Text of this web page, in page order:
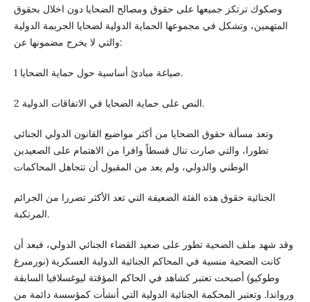
وصكوك ترتكز جميعها على حقوق ومصالح الضحايا دون اخلال بحقوق
المتهمين، وتشكل في مجموعها الحماية الدولية لضحايا الجريمة الدولية
والتي لا يخرج مضمونها عن:
1 صياغة مبادئ أساسية حول حماية الضحايا.
2 النص على حماية الضحايا في الاتفاقات الدولية.
وتعد مسألة حقوق الضحايا من أكثر مواضيع القانون الدولي الجنائي
تطورا، والتي صارت تنال قسطاً وافرا من الاهتمام على الصعيدين
الوطني والدولي، ولم يعد من المقبول أن تتجاهل المحاكمات
الجنائية حقوق هذه الفئة الضعيفة التي تعد الأكثر تضررا من الجرائم
المرتكبة.
وقد شهد ملف الضحية تطور على صعيد القضاء الجنائي الدولي، فبعد أن
كانت الضحية منسية في المحاكم الجنائية الدولية العسكرية (نورمبرغ
وطوكيو) أصبحت تعتبر كشاهد في الحاكم المؤقتة ليوغسلافيا السابقة
ورواندا. وتعتبر المحكمة الجنائية الدولية التي أنشأت كمؤسسة دائمة من